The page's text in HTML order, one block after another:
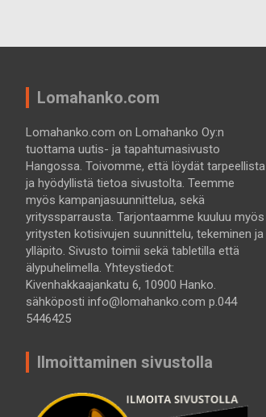
Lomahanko.com
Lomahanko.com on Lomahanko Oy:n
tuottama uutis- ja tapahtumasivusto
Hangossa. Toivomme, että löydät tarpeellista
ja hyödyllistä tietoa sivustolta. Teemme
myös kampanjasuunnittelua, sekä
yrityssparrausta. Tarjontaamme kuuluu myös
yritysten kotisivujen suunnittelu, tekeminen ja
ylläpito. Sivusto toimii sekä tabletilla että
älypuhelimella. Yhteystiedot:
Kivenhakkaajankatu 6, 10900 Hanko.
sähköposti info@lomahanko.com p.044
5446425
Ilmoittaminen sivustolla